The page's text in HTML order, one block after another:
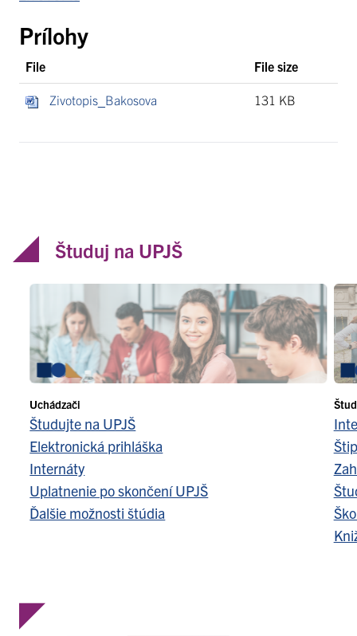
Prílohy
File File size
Zivotopis_Bakosova 131 KB
Študuj na UPJŠ
Uchádzači
Študujte na UPJŠ
Elektronická prihláška
Internáty
Uplatnenie po skončení UPJŠ
Ďalšie možnosti štúdia